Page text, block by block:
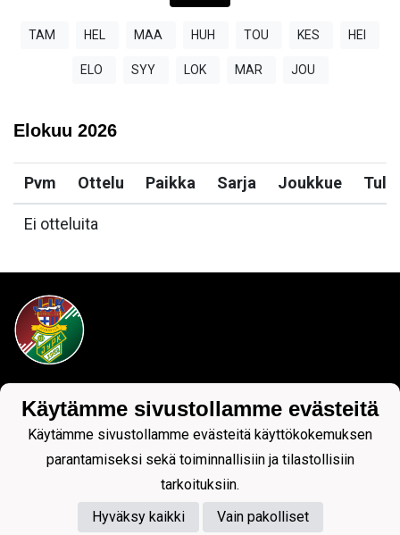
TAM HEL MAA HUH TOU KES HEI
ELO SYY LOK MAR JOU
Elokuu 2026
Pvm Ottelu Paikka Sarja Joukkue
Ei otteluita
Powered by
Käytämme sivustollamme evästeitä
Käytämme sivustollamme evästeitä käyttökokemuksen
parantamiseksi sekä toiminnallisiin ja tilastollisiin
tarkoituksiin.
Hyväksy kaikki
Vain pakolliset